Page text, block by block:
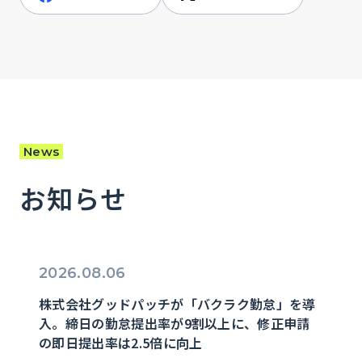
News
お知らせ
2026.08.06
株式会社グッドパッチが「バクラク勤怠」を導
入。締日の勤怠提出率が9割以上に、修正申請
の即日提出率は2.5倍に向上